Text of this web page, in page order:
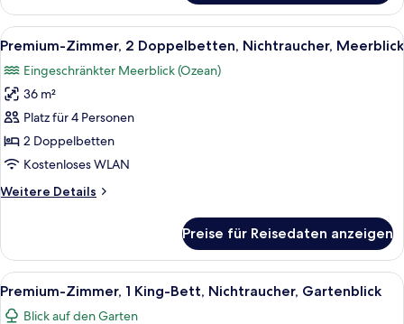
Zimmer,
2 Doppelbetten,
Nichtraucher,
Alle
Fotos
für
Premium-
Zimmer,
2 Doppelbetten,
Nichtraucher,
anzeigen
Ein Hotelzimmer mit zwei Betten,
7
Premium-Zimmer, 2 Doppelbetten, Nichtraucher, Meerblick
Eingeschränkter Meerblick (Ozean)
36 m²
Platz für 4 Personen
2 Doppelbetten
Kostenloses WLAN
Weitere Details
Weitere
Zimmer,
2 Doppelbetten,
Nichtraucher,
Preise für Reisedaten anzeigen
Alle
Fotos
Ein Hotelzimmer mit einem großen
6
Premium-Zimmer, 1 King-Bett, Nichtraucher, Gartenblick
Blick auf den Garten